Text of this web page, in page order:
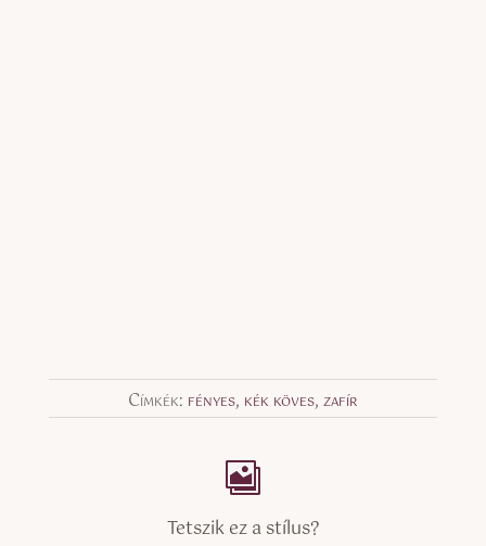
Címkék: fényes, kék köves,zafír
Tetszik ez a stílus?